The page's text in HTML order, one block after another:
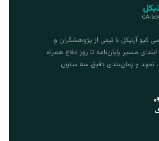
آرتیکل با تیمی از پژوهشگران و
مسیر پایان‌نامه تا روز دفاع همراه
و زمان‌بندی دقیق سه ستون